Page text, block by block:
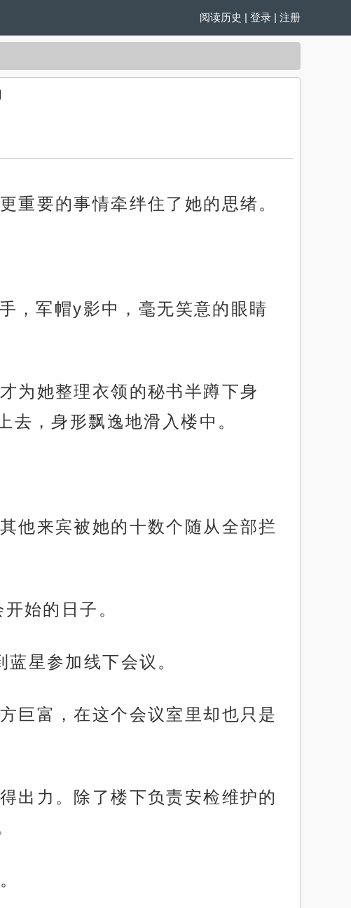
阅读历史 | 登录 | 注册
重要的事情牵绊住了她的思绪。
，军帽y影中，毫无笑意的眼睛
为她整理衣领的秘书半蹲下身
，身形飘逸地滑入楼中。
他来宾被她的十数个随从全部拦
始的日子。
星参加线下会议。
巨富，在这个会议室里却也只是
出力。除了楼下负责安检维护的